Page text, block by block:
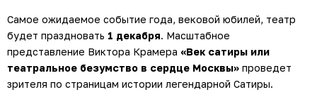
Самое ожидаемое событие года, вековой юбилей, театр
будет праздновать 1 декабря. Масштабное
представление Виктора Крамера «Век сатиры или
театральное безумство в сердце Москвы» проведет
зрителя по страницам истории легендарной Сатиры.